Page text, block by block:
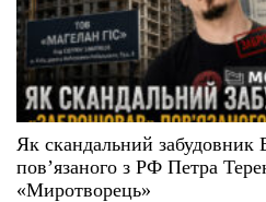
Як скандальний
повʼязаного з РФ Петра
«Миротворець»